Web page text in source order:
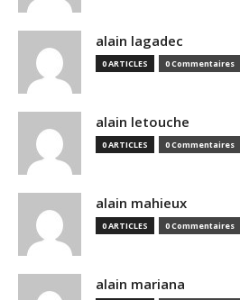
alain lagadec
0 ARTICLES 0 Commentaires
alain letouche
0 ARTICLES 0 Commentaires
alain mahieux
0 ARTICLES 0 Commentaires
alain mariana